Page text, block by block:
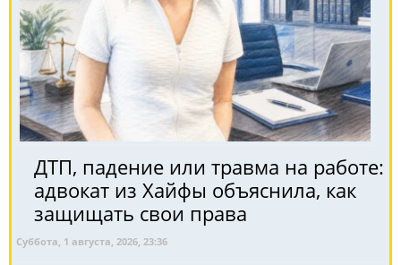
ДТП, падение или травма на работе:
адвокат из Хайфы объяснила, как
защищать свои права
Суббота, 1 августа, 2026, 23:36